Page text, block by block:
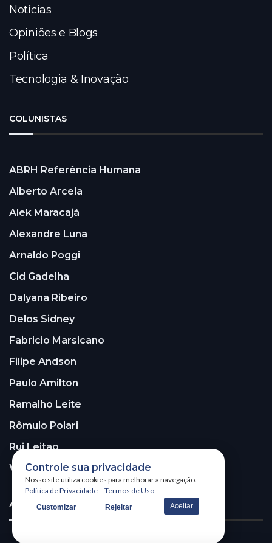
Notícias
Opiniões e Blogs
Política
Tecnologia & Inovação
COLUNISTAS
ABRH Referência Humana
Alberto Arcela
Alek Maracajá
Alexandre Luna
Arnaldo Poggi
Cid Gadelha
Dalyana Ribeiro
Delos Sidney
Fabricio Marsicano
Filipe Andson
Paulo Amilton
Ramalho Leite
Rômulo Polari
Rui Leitão
Walter Santos
ASSINE A NOSSA NEWSLETTER!
Controle sua privacidade
Nosso site utiliza cookies para melhorar a navegação.
Política de Privacidade – Termos de Uso
Customizar Rejeitar Aceitar